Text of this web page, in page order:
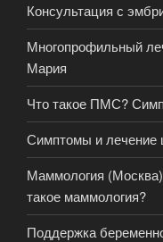
Консультация с
Многопрофильный
Мария
Что такое ПМС?
Симптомы и лечение
Маммология
такое маммология?
Поддержка